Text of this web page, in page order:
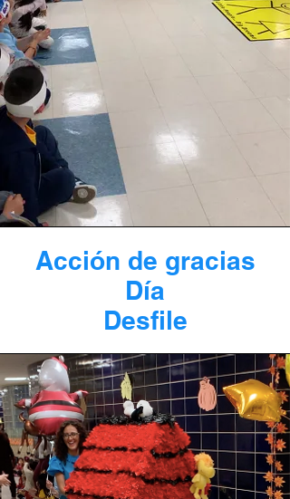
Acción de gracias
Día
Desfile